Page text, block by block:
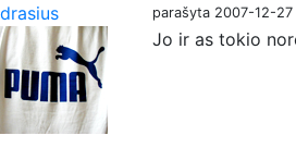
drasius parašyta 2007-12-27
Jo ir as tokio